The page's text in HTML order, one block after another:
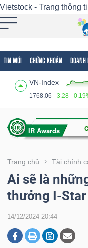
Vietstock - Trang thông
TIN MỚI CHỨNG KHOÁN DOANH
VN-Index
1768.06 3.28
Trang chủ Tài chính
Ai sẽ là
thưởng I-Star
14/12/2024 20:44
Tất cả Tính năng
Tính
(-)
VIETSTOCK
CHỨNG